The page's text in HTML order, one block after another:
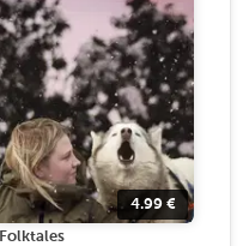
4.99 €
Folktales